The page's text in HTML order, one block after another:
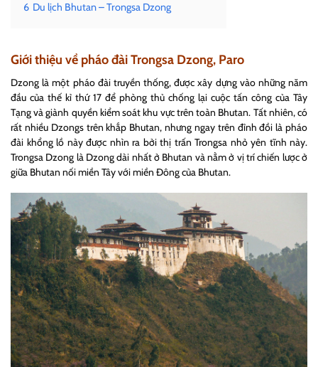
6 Du lịch Bhutan – Trongsa Dzong
Giới thiệu về pháo đài Trongsa Dzong, Paro
Dzong là một pháo đài truyền thống, được xây dựng vào những năm
đầu của thế kỉ thứ 17 để phòng thủ chống lại cuộc tấn công của Tây
Tạng và giành quyền kiểm soát khu vực trên toàn Bhutan. Tất nhiên, có
rất nhiều Dzongs trên khắp Bhutan, nhưng ngay trên đỉnh đồi là pháo
đài khổng lồ này được nhìn ra bởi thị trấn Trongsa nhỏ yên tĩnh này.
Trongsa Dzong là Dzong dài nhất ở Bhutan và nằm ở vị trí chiến lược ở
giữa Bhutan nối miền Tây với miền Đông của Bhutan.